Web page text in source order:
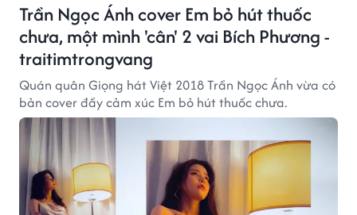
Trần Ngọc Ánh cover Em bỏ hút thuốc
chưa, một mình 'cân' 2 vai Bích Phương -
traitimtrongvang
Quán quân Giọng hát Việt 2018 Trần Ngọc Ánh vừa có
bản cover đầy cảm xúc Em bỏ hút thuốc chưa.